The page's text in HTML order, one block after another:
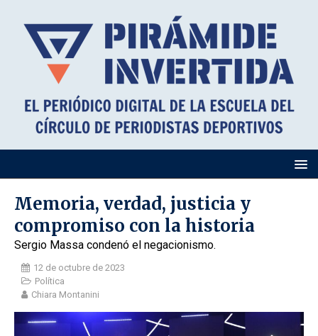
Memoria, verdad, justicia y
compromiso con la historia
Sergio Massa condenó el negacionismo.
12 de octubre de 2023
Política
Chiara Montanini